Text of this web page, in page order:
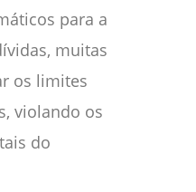
para a
muitas
os limites
violando os
do